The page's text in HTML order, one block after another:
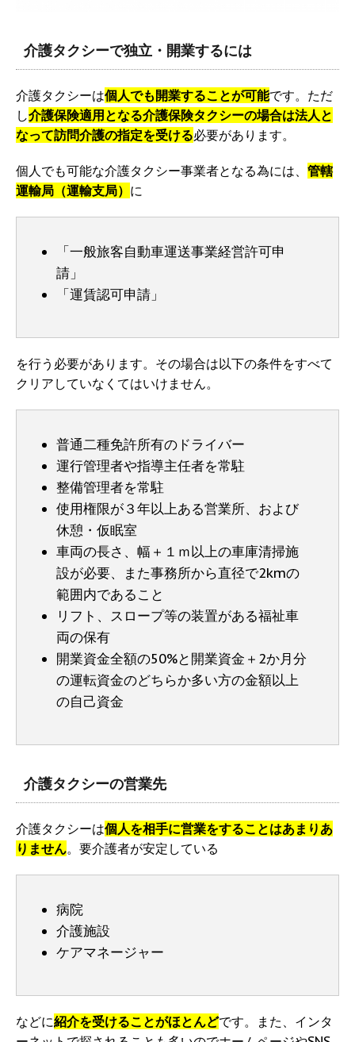
介護タクシーで独立・開業するには
介護タクシーは個人でも開業することが可能です。ただ
し介護保険適用となる介護保険タクシーの場合は法人と
なって訪問介護の指定を受ける必要があります。
個人でも可能な介護タクシー事業者となる為には、 管轄
運輸局（運輸支局） に
「一般旅客自動車運送事業経営許可申
請」
「運賃認可申請」
を行う必要があります。その場合は以下の条件をすべて
クリアしていなくてはいけません。
普通二種免許所有のドライバー
運行管理者や指導主任者を常駐
整備管理者を常駐
使用権限が３年以上ある営業所、および
休憩・仮眠室
車両の長さ、幅＋１ｍ以上の車庫清掃施
設が必要、また事務所から直径で2kmの
範囲内であること
リフト、スロープ等の装置がある福祉車
両の保有
開業資金全額の50%と開業資金＋2か月分
の運転資金のどちらか多い方の金額以上
の自己資金
介護タクシーの営業先
介護タクシーは個人を相手に営業をすることはあまりあ
りません。要介護者が安定している
病院
介護施設
ケアマネージャー
などに紹介を受けることがほとんどです。また、インタ